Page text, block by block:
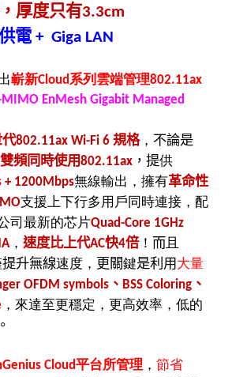
厚度只有3.3cm
電 + Giga LAN
嶄新Cloud系列雲端管理802.11ax
EnMesh Gigabit Managed
802.11ax Wi-Fi 6 規格， 不論是
雙頻同時使用802.11ax ，提供
+ 1200Mbps無線輸出，擁有革命性
支援上下行多用戶同時連接，配
司最新的芯片Quad-Core 1GHz
， 速度比上代AC快4倍！ 而 且
提升無線速度， 更關鍵是利用 大量
OFDM symbols 、 BSS Coloring 、
，來達至更穩定，更高效率，低的
。
Cloud平台所管理 ， 節省